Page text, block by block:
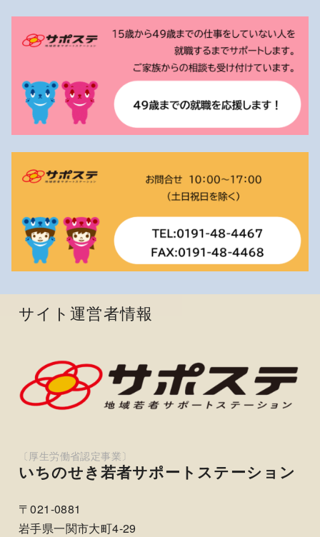
サイト運営者情報
いちのせき若者サポートステーション
〒021-0881
岩手県一関市大町4-29